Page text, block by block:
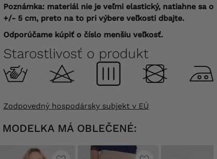
Poznámka: materiál nie je veľmi elastický, natiahne sa o
+/- 5 cm, preto na to pri výbere veľkosti dbajte.
Odporúčame kúpiť o číslo menšiu veľkosť.
Starostlivosť o produkt
Zodpovedný hospodársky subjekt v EÚ
MODELKA MÁ OBLEČENÉ: